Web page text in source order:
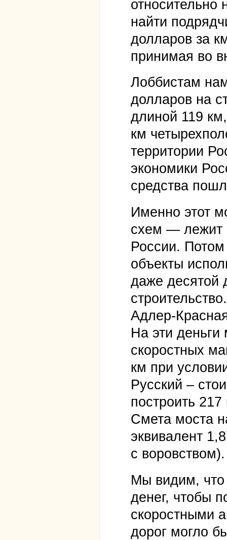
относительно
найти
долларов за
принимая во
Лоббистам
долларов на
длиной 119
км
территории
экономики
средства
Именно этот
схем — лежит
России.
объекты
даже десятой
Адлер-
На эти
скоростных
км при
Русский –
построить
Смета моста
эквивалент
с воровством).
Мы видим, что
денег, чтобы
скоростными
дорог могло